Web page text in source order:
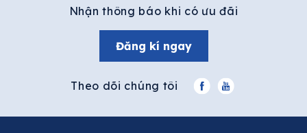
Nhận thông báo khi có ưu đãi
Đăng kí ngay
Theo dõi chúng tôi